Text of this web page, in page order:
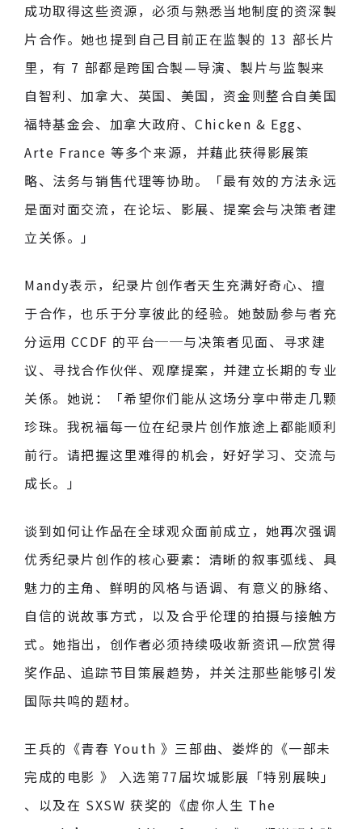
成功取得这些资源，必须与熟悉当地制度的资深製
片合作。她也提到自己目前正在监製的 13 部长片
里，有 7 部都是跨国合製—导演、製片与监製来
自智利、加拿大、英国、美国，资金则整合自美国
福特基金会、加拿大政府、Chicken & Egg、
Arte France 等多个来源，并藉此获得影展策
略、法务与销售代理等协助。「最有效的方法永远
是面对面交流，在论坛、影展、提案会与决策者建
立关係。」
Mandy表示，纪录片创作者天生充满好奇心、擅
于合作，也乐于分享彼此的经验。她鼓励参与者充
分运用 CCDF 的平台──与决策者见面、寻求建
议、寻找合作伙伴、观摩提案，并建立长期的专业
关係。她说：「希望你们能从这场分享中带走几颗
珍珠。我祝福每一位在纪录片创作旅途上都能顺利
前行。请把握这里难得的机会，好好学习、交流与
成长。」
谈到如何让作品在全球观众面前成立，她再次强调
优秀纪录片创作的核心要素：清晰的叙事弧线、具
魅力的主角、鲜明的风格与语调、有意义的脉络、
自信的说故事方式，以及合乎伦理的拍摄与接触方
式。她指出，创作者必须持续吸收新资讯—欣赏得
奖作品、追踪节目策展趋势，并关注那些能够引发
国际共鸣的题材。
王兵的《青春 Youth 》三部曲、娄烨的《一部未
完成的电影 》 入选第77届坎城影展「特别展映」
、以及在 SXSW 获奖的《虚你人生 The